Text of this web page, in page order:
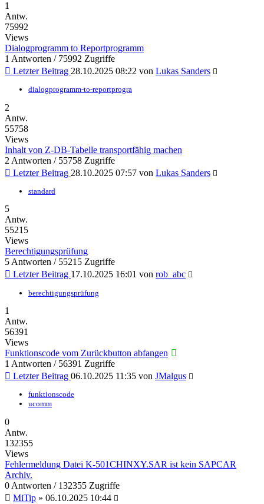
1
Antw.
75992
Views
Dialogprogramm to Reportprogramm
1 Antworten / 75992 Zugriffe
Letzter Beitrag 28.10.2025 08:22 von Lukas Sanders
dialogprogramm-to-reportprogra
2
Antw.
55758
Views
Inhalt von Z-DB-Tabelle transportfähig machen
2 Antworten / 55758 Zugriffe
Letzter Beitrag 28.10.2025 07:57 von Lukas Sanders
standard
5
Antw.
55215
Views
Berechtigungsprüfung
5 Antworten / 55215 Zugriffe
Letzter Beitrag 17.10.2025 16:01 von rob_abc
berechtigungsprüfung
1
Antw.
56391
Views
Funktionscode vom Zurückbutton abfangen
1 Antworten / 56391 Zugriffe
Letzter Beitrag 06.10.2025 11:35 von JMalgus
funktionscode
ucomm
0
Antw.
132355
Views
Fehlermeldung Datei K-501CHINXY.SAR ist kein SAPCAR
Archiv.
0 Antworten / 132355 Zugriffe
MiTip » 06.10.2025 10:44